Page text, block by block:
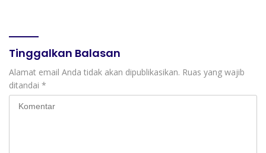
Tinggalkan Balasan
Alamat email Anda tidak akan dipublikasikan. Ruas yang wajib
ditandai *